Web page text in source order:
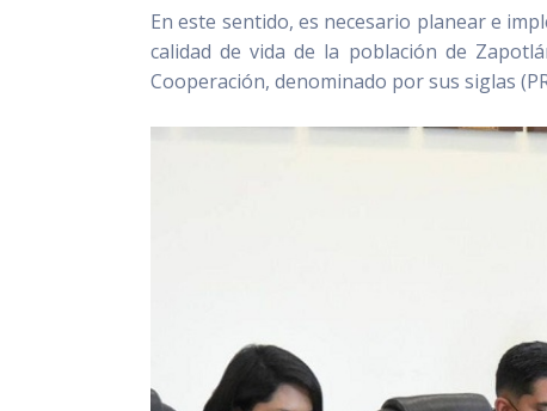
En este sentido, es necesario planear e
calidad de vida de la población de
Cooperación, denominado por sus siglas